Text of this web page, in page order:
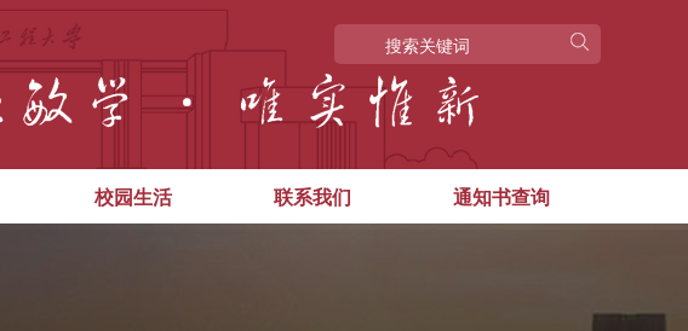
校园生活 联系我们 通知书查询